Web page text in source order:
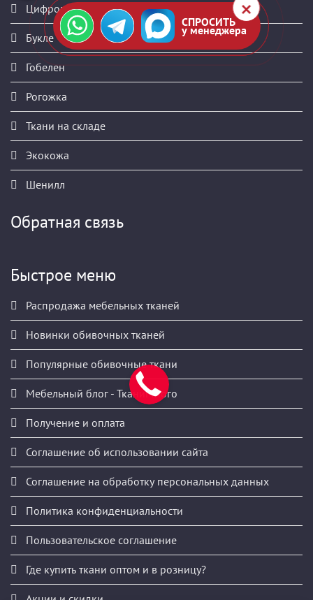
СПРОСИТЬ
у менеджера
Цифровая печать
Букле
Гобелен
Рогожка
Ткани на складе
Экокожа
Шенилл
Обратная связь
Быстрое меню
Распродажа мебельных тканей
Новинки обивочных тканей
Популярные обивочные ткани
Мебельный блог - ТканиМного
Получение и оплата
Соглашение об использовании сайта
Соглашение на обработку персональных данных
Политика конфиденциальности
Пользовательское соглашение
Где купить ткани оптом и в розницу?